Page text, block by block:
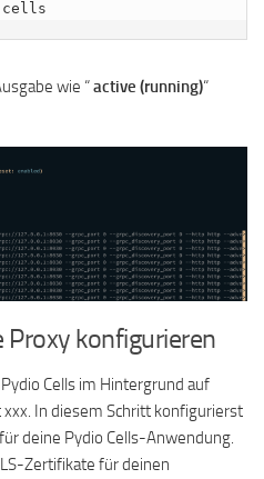
cells
wie “active (running)“
Proxy konfigurieren
Cells im Hintergrund auf
In diesem Schritt konfigurierst
deine Pydio Cells-Anwendung.
Zertifikate für deinen